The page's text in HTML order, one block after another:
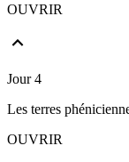
OUVRIR
Jour 4
Les terres
OUVRIR